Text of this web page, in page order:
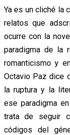
Ya es un cliché la
relatos que
ocurre con la
paradigma de la
romanticismo y
Octavio Paz dice
la ruptura y la
ese paradigma
trata de seguir
códigos del